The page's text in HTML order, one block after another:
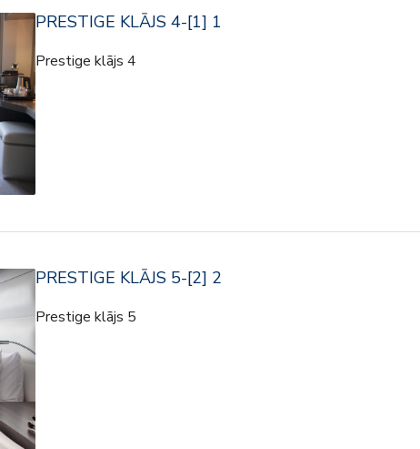
PRESTIGE KLĀJS 4-[1] 1
Prestige klājs 4
PRESTIGE KLĀJS 5-[2] 2
Prestige klājs 5